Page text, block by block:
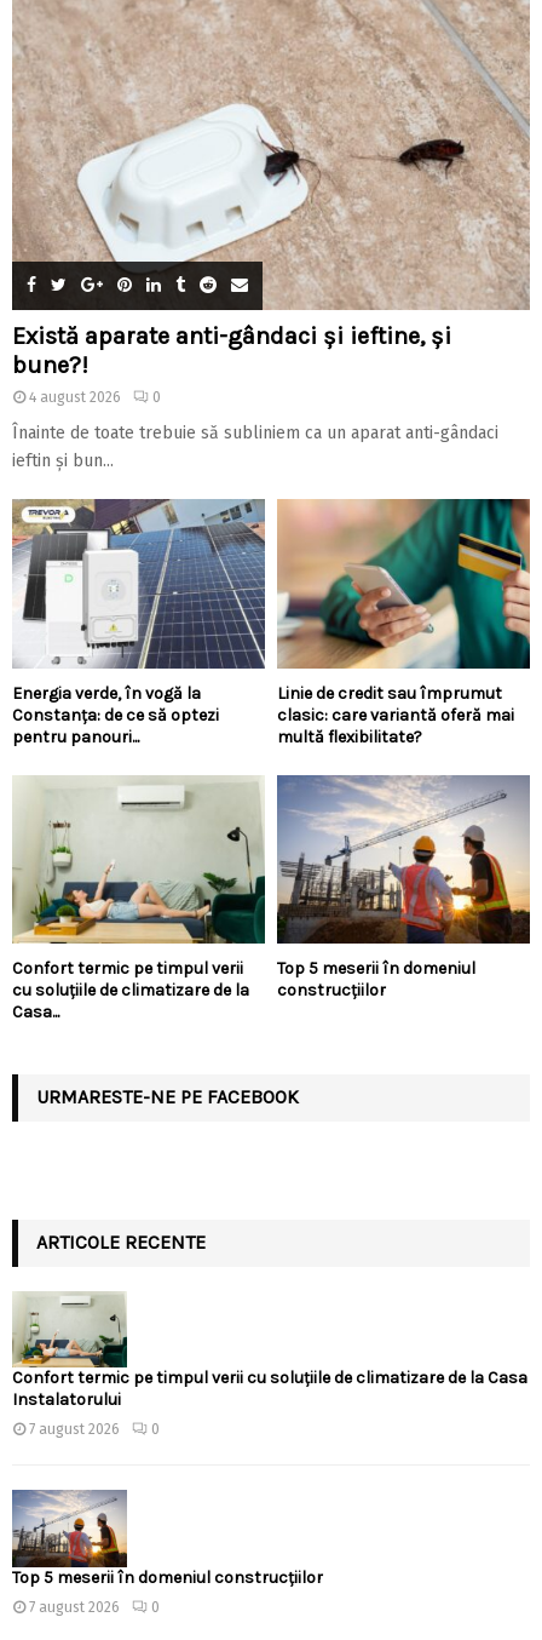
Există aparate anti-gândaci și ieftine, și
bune?!
4 august 2026 0
Înainte de toate trebuie să subliniem ca un aparat anti-gândaci
ieftin și bun...
Energia verde, în vogă la
Constanța: de ce să optezi
pentru panouri...
Linie de credit sau împrumut
clasic: care variantă oferă mai
multă flexibilitate?
Confort termic pe timpul verii
cu soluțiile de climatizare de la
Casa...
Top 5 meserii în domeniul
construcțiilor
URMARESTE-NE PE FACEBOOK
ARTICOLE RECENTE
Confort termic pe timpul verii cu soluțiile de climatizare de la Casa
Instalatorului
7 august 2026 0
Top 5 meserii în domeniul construcțiilor
7 august 2026 0